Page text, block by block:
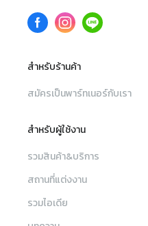
สำหรับร้านค้า
สมัครเป็นพาร์ทเนอร์กับเรา
สำหรับผู้ใช้งาน
รวมสินค้า&บริการ
สถานที่แต่งงาน
รวมไอเดีย